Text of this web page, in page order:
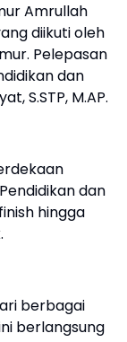
Amrullah
diikuti oleh
Pelepasan
dan
S.STP, M.AP.
dan
hingga
berbagai
berlangsung